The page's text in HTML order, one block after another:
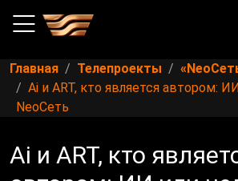
Главная Телепроекты
Ai и ART, кто является автором:
NeoСеть
Ai и ART, кто